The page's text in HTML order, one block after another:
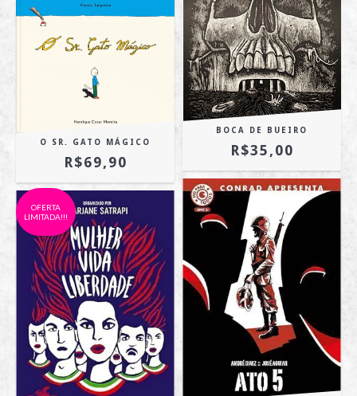
O SR. GATO MÁGICO
R$69,90
BOCA DE BUEIRO
R$35,00
OFERTA
LIMITADA!!!